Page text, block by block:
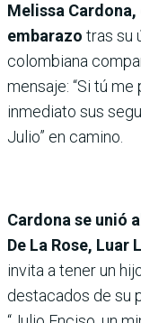
Melissa
embarazo tras su
colombiana
mensaje: “Si tú
inmediato sus
Julio” en camino.
Cardona se unió
De La Rose, Luar
invita a tener un
destacados de su